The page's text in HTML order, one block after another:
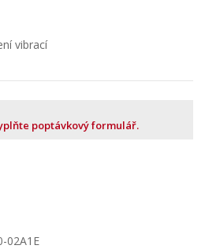
vibrací
poptávkový formulář.
02A1E